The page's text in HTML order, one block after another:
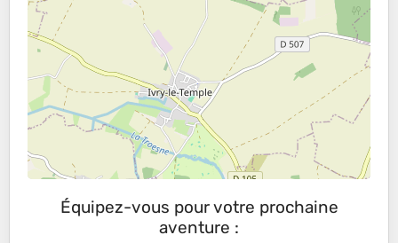
Équipez-vous pour votre prochaine
aventure :